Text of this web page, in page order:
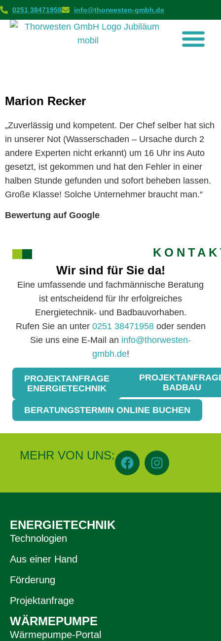
0251 38471958 info@thorwesten-gmbh.de
Marion Recker
„Zuverlässig und kompetent. Der Chef selber hat sich
in unserer Not (Wasserschaden – Ursache durch 2
andere Experten nicht erkannt) um 16 Uhr ins Auto
gesetzt, ist gekommen und hat den Fehler in einer
halben Stunde gefunden und sofort beheben lassen.
Große Klasse! Solche Unternehmer braucht man.“
Bewertung auf Google
Wir sind für Sie da!
Eine umfassende und fachmännische Beratung
ist entscheidend für Ihr erfolgreiches
Energietechnik- und Badbauvorhaben.
Rufen Sie an unter 0251 38471958oder senden
Sie uns eine E-Mail an info@thorwesten-
gmbh.de!
PROJEKTANFRAGE
ENERGIETECHNIK
BADBAU
BERATUNGSTERMIN ONLINE BUCHEN
MEHR VON UNS:
ENERGIETECHNIK
Technologien
Aus einer Hand
Förderung
Projektanfrage
WÄRMEPUMPE
Wärmepumpe-Portal